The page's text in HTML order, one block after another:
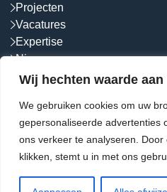
Wij hechten waarde
We gebruiken cookies om uw
gepersonaliseerde advertenties
ons verkeer te analyseren.
klikken, stemt u in met ons
Projecten
Vacatures
Expertise
Nieuws
Contact
Socials
Volg ons op social media!
© 2026 VIS Architecten.Alle